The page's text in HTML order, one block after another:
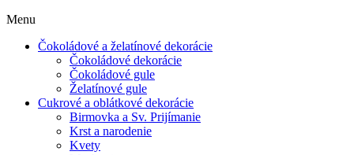
Menu
Čokoládové a želatínové dekorácie
Čokoládové dekorácie
Čokoládové gule
Želatínové gule
Cukrové a oblátkové dekorácie
Birmovka a Sv. Prijímanie
Krst a narodenie
Kvety